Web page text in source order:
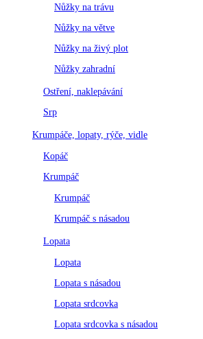
Nůžky na trávu
Nůžky na větve
Nůžky na živý plot
Nůžky zahradní
Ostření, naklepávání
Srp
Krumpáče, lopaty, rýče, vidle
Kopáč
Krumpáč
Krumpáč
Krumpáč s násadou
Lopata
Lopata
Lopata s násadou
Lopata srdcovka
Lopata srdcovka s násadou